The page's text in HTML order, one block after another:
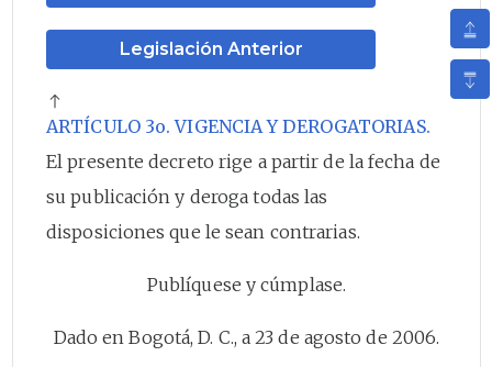
Legislación Anterior
ARTÍCULO 3o. VIGENCIA Y DEROGATORIAS.
El presente decreto rige a partir de la fecha de
su publicación y deroga todas las
disposiciones que le sean contrarias.
Publíquese y cúmplase.
Dado en Bogotá, D. C., a 23 de agosto de 2006.